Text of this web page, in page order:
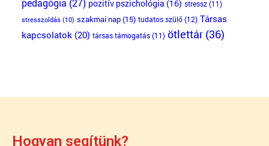
pedagógia (27) pozitív pszichológia (16) stressz(11)
stresszoldás(10) szakmai nap(15) tudatos szülő(12) Társas
kapcsolatok(20) társas támogatás(11) ötlettár(36)
Hogyan segítünk?